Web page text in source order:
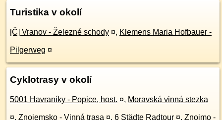
Turistika v okolí
[Č] Vranov - Železné schody ¤, Klemens Maria Hofbauer -
Pilgerweg ¤
Cyklotrasy v okolí
5001 Havraníky - Popice, host. ¤, Moravská vinná stezka
¤, Znojemsko - Vinná trasa ¤, 6 Städte Radtour ¤, Znojmo -